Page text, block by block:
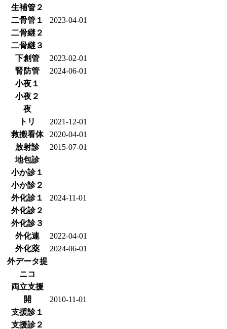
生補管２
二骨管１
2023-04-01
二骨継２
二骨継３
下創管
2023-02-01
腎防管
2024-06-01
小夜１
小夜２
夜
トリ
2021-12-01
救搬看体
2020-04-01
放射診
2015-07-01
地包診
小か診１
小か診２
外化診１
2024-11-01
外化診２
外化診３
外化連
2022-04-01
外化薬
2024-06-01
外データ提
ニコ
両立支援
開
2010-11-01
支援診１
支援診２